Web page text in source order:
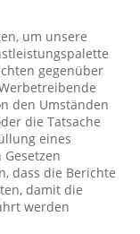
um unsere
gegenüber
den Umständen
die Tatsache
eines
dass die Berichte
damit die
werden